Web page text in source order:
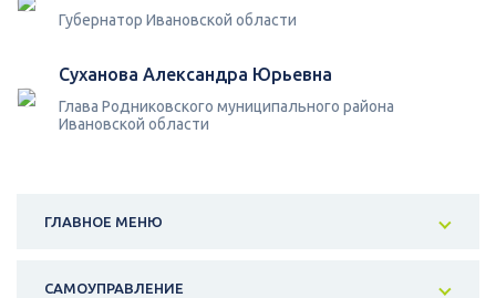
Губернатор Ивановской области
Суханова Александра Юрьевна
Глава Родниковского муниципального района
Ивановской области
ГЛАВНОЕ МЕНЮ
САМОУПРАВЛЕНИЕ